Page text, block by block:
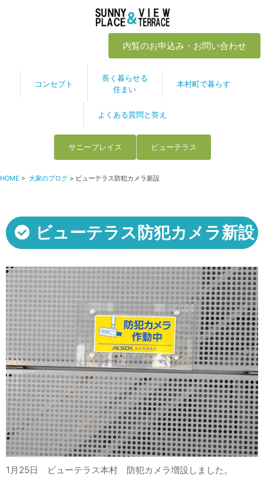
内覧のお申込み・お問い合わせ
コンセプト
長く暮らせる
住まい
本村町で暮らす
よくある質問と答え
サニープレイス ビューテラス
HOME > 大家のブログ > ビューテラス防犯カメラ新設
ビューテラス防犯カメラ新設
1月25日 ビューテラス本村 防犯カメラ増設しました。